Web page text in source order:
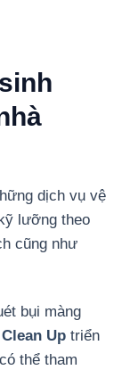
dịch vụ vệ
lưỡng theo
cũng như
bụi màng
Clean Up triển
thể tham